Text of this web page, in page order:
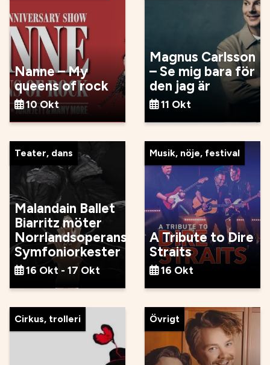
Nanne – My
queens of rock
10 Okt
Magnus Carlsson
– Se mig bara för
den jag är
11 Okt
Teater, dans
Malandain Ballet
Biarritz möter
Norrlandsoperans
Symfoniorkester
16 Okt - 17 Okt
Musik, nöje, festival
A Tribute to Dire
Straits
16 Okt
Cirkus, trolleri Övrigt